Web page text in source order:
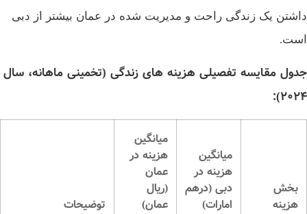
داشتن یک زندگی راحت و مدیریت‌ شده در عمان بیشتر از دبی
است.
جدول مقایسه تفصیلی هزینه‌ های زندگی (تخمینی ماهانه، سال
2024):
بخش
هزینه
میانگین
هزینه در
دبی (درهم
امارات)
میانگین
هزینه در
عمان
(ریال
عمان)
توضیحات